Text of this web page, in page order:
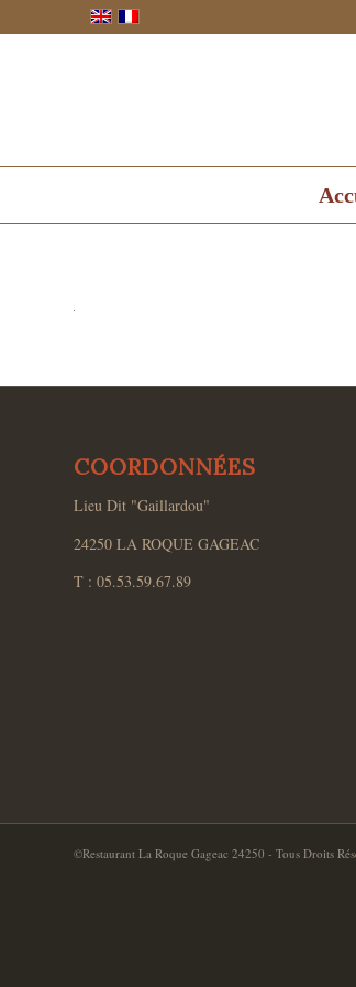
COORDONNÉES
Lieu Dit "Gaillardou"
24250 LA ROQUE GAGEAC
T : 05.53.59.67.89
©Restaurant La Roque Gageac 24250 - Tous Droits